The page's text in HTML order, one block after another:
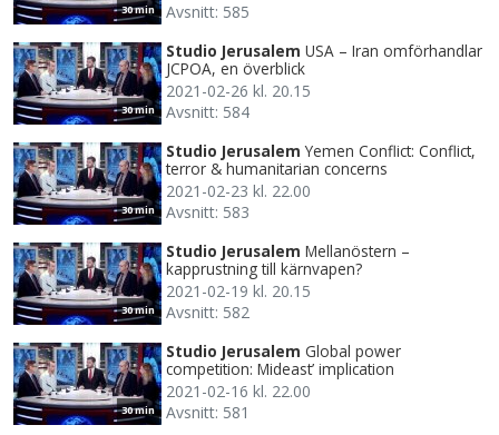
30 min
Avsnitt: 585
30 min
Studio Jerusalem USA – Iran omförhandlar
JCPOA, en överblick
2021-02-26 kl. 20.15
Avsnitt: 584
30 min
Studio Jerusalem Yemen Conflict: Conflict,
terror & humanitarian concerns
2021-02-23 kl. 22.00
Avsnitt: 583
30 min
Studio Jerusalem Mellanöstern –
kapprustning till kärnvapen?
2021-02-19 kl. 20.15
Avsnitt: 582
30 min
Studio Jerusalem Global power
competition: Mideast’ implication
2021-02-16 kl. 22.00
Avsnitt: 581